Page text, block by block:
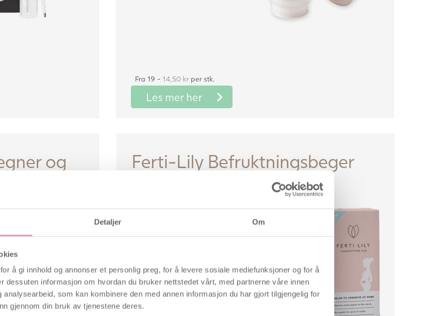
Detaljer Om
å gi innhold og annonser et personlig preg, for å levere sosiale mediefunksjoner og for å
dessuten informasjon om hvordan du bruker nettstedet vårt, med partnerne våre innen
analysearbeid, som kan kombinere den med annen informasjon du har gjort tilgjengelig for
gjennom din bruk av tjenestene deres.
Fra 19 - 14,50 kr per stk.
Les mer her
og
Ferti-Lily Befruktningsbeger
mengden sædceller som kommer inn i
100% medisinsk silikon
Hormonfri
CE-merket medisinsk utstyr